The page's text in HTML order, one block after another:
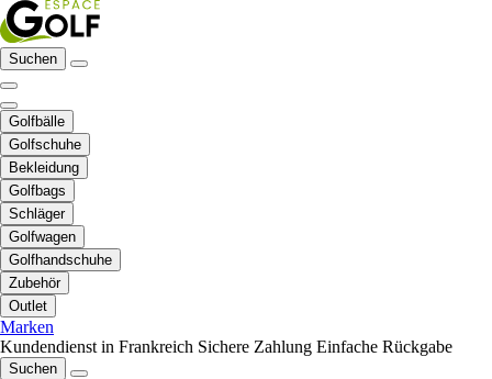
Suchen
Golfbälle
Golfschuhe
Bekleidung
Golfbags
Schläger
Golfwagen
Golfhandschuhe
Zubehör
Outlet
Marken
Kundendienst in Frankreich Sichere Zahlung Einfache Rückgabe
Suchen